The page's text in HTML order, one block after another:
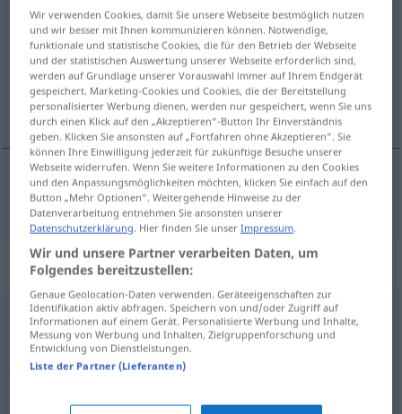
geruhsamadj
Übersicht aller Übersetzungen
(Für mehr Details die Übersetzung anklicken/antippen)
tranquillo
tranquillo geruhsam
Synonyme für "geruhsam"
gemächlich,allmählich,langsam,ruhig,gemütlich,
seelenruhig,gemach
Wir verwenden Cookies, damit Sie unsere Webseite bestmöglich nutzen
und wir besser mit Ihnen kommunizieren können. Notwendige,
funktionale und statistische Cookies, die für den Betrieb der Webseite
und der statistischen Auswertung unserer Webseite erforderlich sind,
werden auf Grundlage unserer Vorauswahl immer auf Ihrem Endgerät
gespeichert. Marketing-Cookies und Cookies, die der Bereitstellung
personalisierter Werbung dienen, werden nur gespeichert, wenn Sie uns
durch einen Klick auf den „Akzeptieren“-Button Ihr Einverständnis
geben. Klicken Sie ansonsten auf „Fortfahren ohne Akzeptieren“. Sie
können Ihre Einwilligung jederzeit für zukünftige Besuche unserer
Webseite widerrufen. Wenn Sie weitere Informationen zu den Cookies
und den Anpassungsmöglichkeiten möchten, klicken Sie einfach auf den
Button „Mehr Optionen“. Weitergehende Hinweise zu der
Datenverarbeitung entnehmen Sie ansonsten unserer
Datenschutzerklärung. Hier finden Sie unserImpressum.
Wir und unsere Partner verarbeiten Daten, um
Folgendes bereitzustellen:
Genaue Geolocation-Daten verwenden. Geräteeigenschaften zur
Identifikation aktiv abfragen. Speichern von und/oder Zugriff auf
Informationen auf einem Gerät. Personalisierte Werbung und Inhalte,
Messung von Werbung und Inhalten, Zielgruppenforschung und
Entwicklung von Dienstleistungen.
Liste der Partner (Lieferanten)